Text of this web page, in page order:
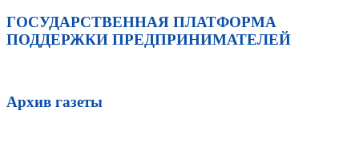
ГОСУДАРСТВЕННАЯ ПЛАТФОРМА
ПОДДЕРЖКИ ПРЕДПРИНИМАТЕЛЕЙ
Архив газеты